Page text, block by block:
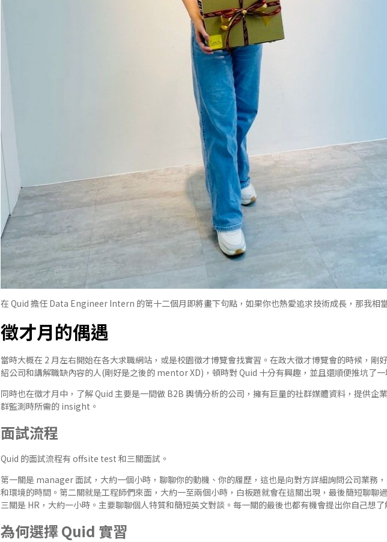
在 Quid 擔任 Data Engineer Intern 的第十二個月即將畫下句點，如果你也熱愛追求技術成長，那我相
徵才月的偶遇
當時大概在 2 月左右開始在各大求職網站，或是校園徵才博覽會找實習。在政大徵才博覽會的時候，剛
紹公司和講解職缺內容的人(剛好是之後的 mentor XD)，頓時對 Quid 十分有興趣，並且還順便推坑了
同時也在徵才月中，了解 Quid 主要是一間做 B2B 輿情分析的公司，擁有巨量的社群媒體資料，提供企
群監測時所需的 insight。
面試流程
Quid 的面試流程有 offsite test 和三關面試。
第一關是 manager 面試，大約一個小時，聊聊你的動機、你的履歷，這也是向對方詳細詢問公司業務
和環境的時間。第二關就是工程師們來面，大約一至兩個小時，白板題就會在這關出現，最後簡短聊聊
三關是 HR，大約一小時。主要聊聊個人特質和簡短英文對談。每一關的最後也都有機會提出你自己想了
為何選擇 Quid 實習